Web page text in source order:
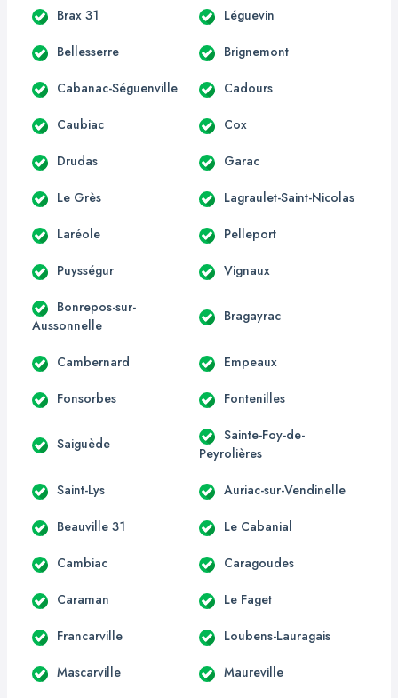
Brax 31 Léguevin
Bellesserre Brignemont
Cabanac-Séguenville Cadours
Caubiac Cox
Drudas Garac
Le Grès Lagraulet-Saint-Nicolas
Laréole Pelleport
Puysségur Vignaux
Bonrepos-sur-
Aussonnelle
Bragayrac
Cambernard Empeaux
Fonsorbes Fontenilles
Saiguède
Sainte-Foy-de-
Peyrolières
Saint-Lys Auriac-sur-Vendinelle
Beauville 31 Le Cabanial
Cambiac Caragoudes
Caraman Le Faget
Francarville Loubens-Lauragais
Mascarville Maureville